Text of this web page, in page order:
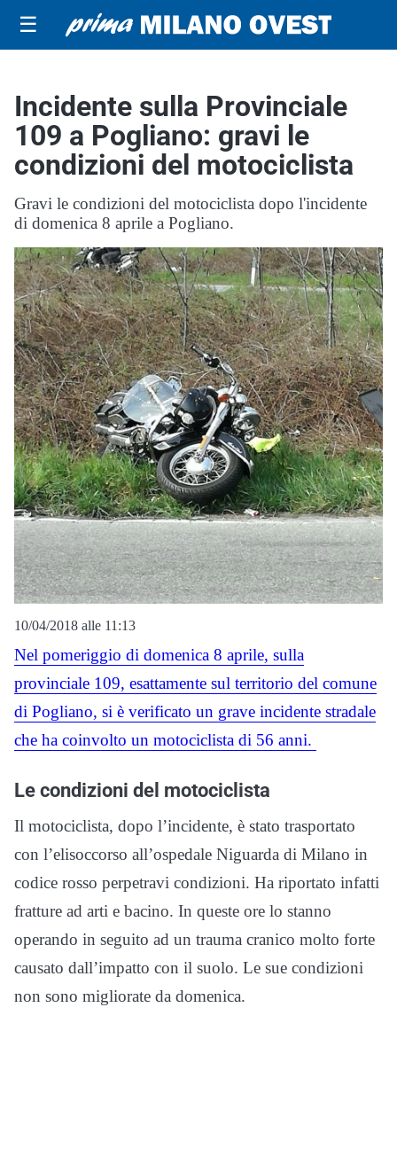
☰
Incidente sulla Provinciale
109 a Pogliano: gravi le
condizioni del motociclista
Gravi le condizioni del motociclista dopo l'incidente
di domenica 8 aprile a Pogliano.
10/04/2018 alle 11:13
Nel pomeriggio di domenica 8 aprile, sulla
provinciale 109, esattamente sul territorio del comune
di Pogliano, si è verificato un grave incidente stradale
che ha coinvolto un motociclista di 56 anni.
Le condizioni del motociclista
Il motociclista, dopo l’incidente, è stato trasportato
con l’elisoccorso all’ospedale Niguarda di Milano in
codice rosso perpetravi condizioni. Ha riportato infatti
fratture ad arti e bacino. In queste ore lo stanno
operando in seguito ad un trauma cranico molto forte
causato dall’impatto con il suolo. Le sue condizioni
non sono migliorate da domenica.